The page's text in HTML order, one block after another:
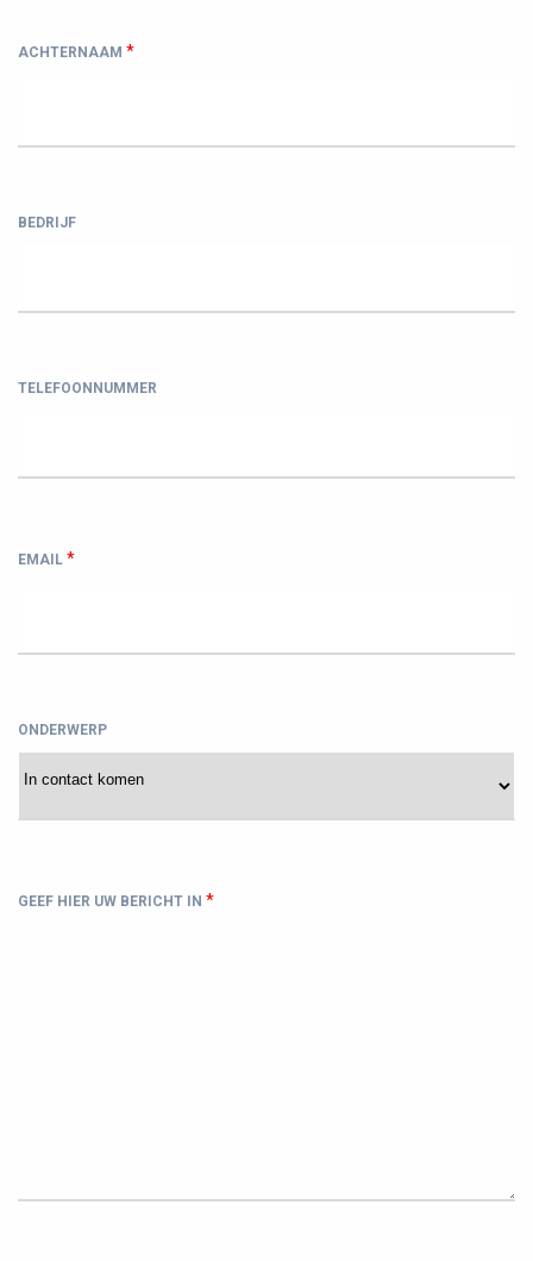
ACHTERNAAM *
BEDRIJF
TELEFOONNUMMER
EMAIL *
ONDERWERP
GEEF HIER UW BERICHT IN *